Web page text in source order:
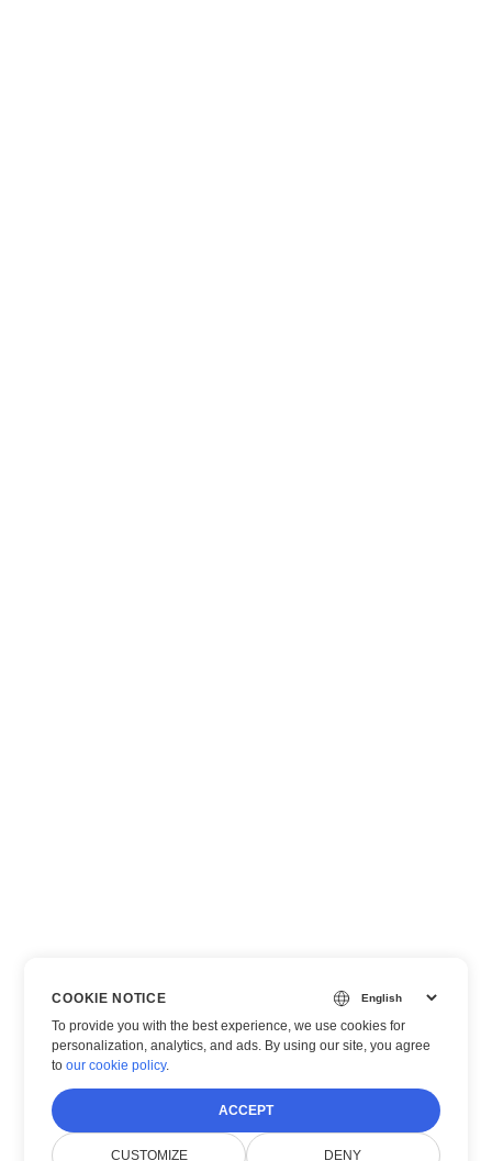
COOKIE NOTICE
To provide you with the best experience, we use cookies for
personalization, analytics, and ads. By using our site, you agree
toour cookie policy.
ACCEPT
CUSTOMIZE DENY